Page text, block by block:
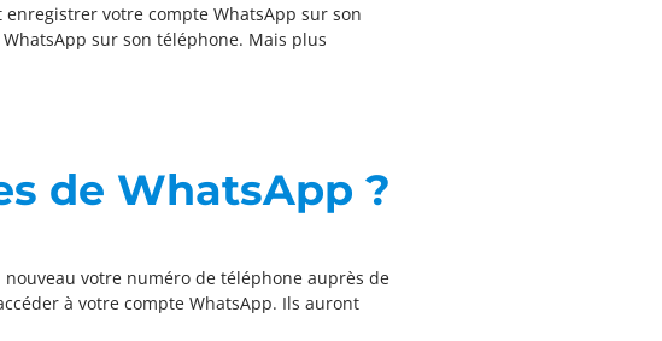
votre compte WhatsApp sur son
sur son téléphone. Mais plus
de WhatsApp ?
nouveau votre numéro de téléphone auprès de
à votre compte WhatsApp. Ils auront